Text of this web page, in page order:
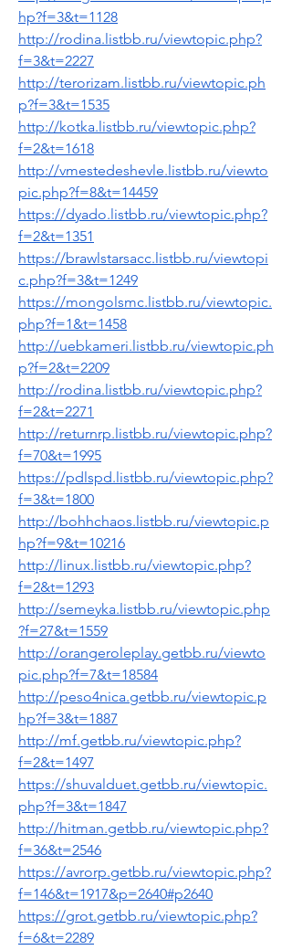
hp?f=3&t=1128
http://rodina.listbb.ru/viewtopic.php?
f=3&t=2227
http://terorizam.listbb.ru/viewtopic.ph
p?f=3&t=1535
http://kotka.listbb.ru/viewtopic.php?
f=2&t=1618
http://vmestedeshevle.listbb.ru/viewto
pic.php?f=8&t=14459
https://dyado.listbb.ru/viewtopic.php?
f=2&t=1351
https://brawlstarsacc.listbb.ru/viewtopi
c.php?f=3&t=1249
https://mongolsmc.listbb.ru/viewtopic.
php?f=1&t=1458
http://uebkameri.listbb.ru/viewtopic.ph
p?f=2&t=2209
http://rodina.listbb.ru/viewtopic.php?
f=2&t=2271
http://returnrp.listbb.ru/viewtopic.php?
f=70&t=1995
https://pdlspd.listbb.ru/viewtopic.php?
f=3&t=1800
http://bohhchaos.listbb.ru/viewtopic.p
hp?f=9&t=10216
http://linux.listbb.ru/viewtopic.php?
f=2&t=1293
http://semeyka.listbb.ru/viewtopic.php
?f=27&t=1559
http://orangeroleplay.getbb.ru/viewto
pic.php?f=7&t=18584
http://peso4nica.getbb.ru/viewtopic.p
hp?f=3&t=1887
http://mf.getbb.ru/viewtopic.php?
f=2&t=1497
https://shuvalduet.getbb.ru/viewtopic.
php?f=3&t=1847
http://hitman.getbb.ru/viewtopic.php?
f=36&t=2546
https://avrorp.getbb.ru/viewtopic.php?
f=146&t=1917&p=2640#p2640
https://grot.getbb.ru/viewtopic.php?
f=6&t=2289